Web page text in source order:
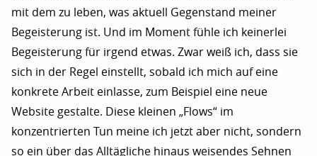
mit dem zu leben, was aktuell Gegenstand meiner
Begeisterung ist. Und im Moment fühle ich keinerlei
Begeisterung für irgend etwas. Zwar weiß ich, dass sie
sich in der Regel einstellt, sobald ich mich auf eine
konkrete Arbeit einlasse, zum Beispiel eine neue
Website gestalte. Diese kleinen „Flows“ im
konzentrierten Tun meine ich jetzt aber nicht, sondern
so ein über das Alltägliche hinaus weisendes Sehnen